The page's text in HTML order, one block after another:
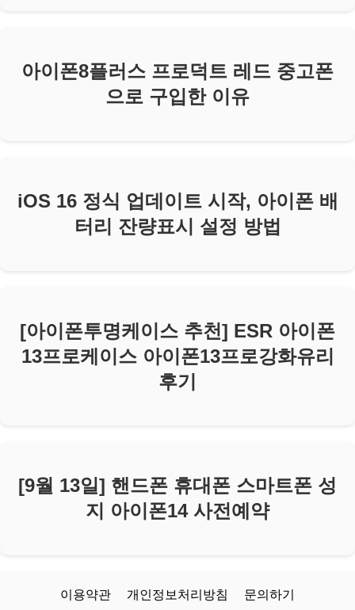
아이폰8플러스 프로덕트 레드 중고폰
으로 구입한 이유
iOS 16 정식 업데이트 시작, 아이폰 배
터리 잔량표시 설정 방법
[아이폰투명케이스 추천] ESR 아이폰
13프로케이스 아이폰13프로강화유리
후기
[9월 13일] 핸드폰 휴대폰 스마트폰 성
지 아이폰14 사전예약
이용약관 개인정보처리방침 문의하기